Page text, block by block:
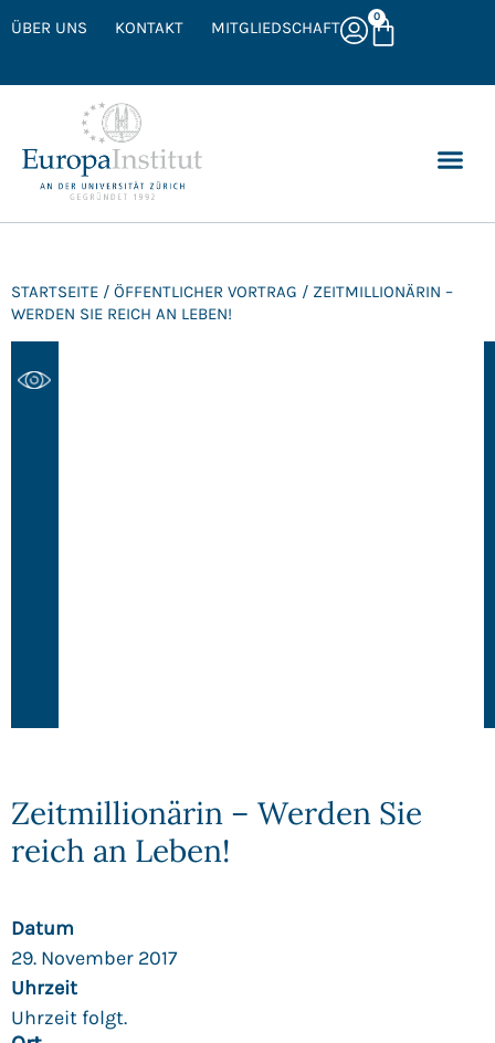
ÜBER UNS KONTAKT MITGLIEDSCHAFT
0
STARTSEITE / ÖFFENTLICHER VORTRAG / ZEITMILLIONÄRIN –
WERDEN SIE REICH AN LEBEN!
Datum
29. November 2017
Uhrzeit
Uhrzeit folgt.
Zeitmillionärin – Werden Sie
reich an Leben!